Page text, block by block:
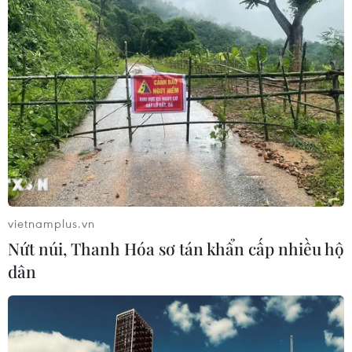
Ấm áp nghĩa tình của những cựu
chiến binh Việt Nam tại Đức
22/07/2026 03:14
Khánh thành chùa Hoa Nghiêm tại
Đông Bắc Thái Lan, gìn giữ bản sắc
văn hóa Việt
21/07/2026 22:44
Lưu học sinh Việt Nam tại Thái Lan
về nguồn theo dấu chân Bác Hồ
20/07/2026 15:46
vietnamplus.vn
Nứt núi, Thanh Hóa sơ tán khẩn cấp nhiều hộ
dân